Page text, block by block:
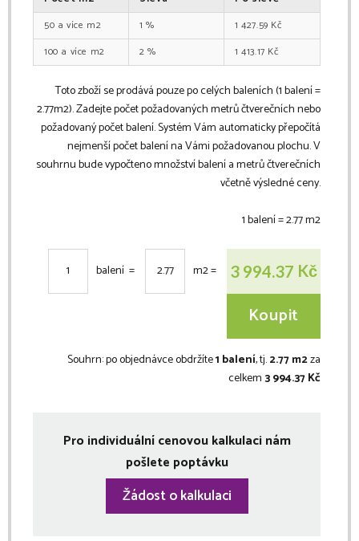
50 m2 1 % 1 427.59 Kč
100
m2 2 % 1 413.17 Kč
Toto zboží se prodává pouze po celých baleních (1 balení =
2.77m2). Zadejte počet požadovaných metrů čtverečních nebo
požadovaný počet balení. Systém Vám automaticky přepočítá
nejmenší počet balení na Vámi požadovanou plochu. V
souhrnu bude vypočteno množství balení a metrů čtverečních
včetně výsledné ceny.
1 balení =2.77m2
balení = m2= 3 994.37 Kč
Koupit
Souhrn:po objednávce obdržíte1 balení, tj.2.77 m2za
celkem3 994.37 Kč
Pro individuální cenovou kalkulaci nám
pošlete poptávku
Žádost o kalkulaci